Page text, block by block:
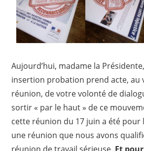
Aujourd’hui, madame la
insertion probation prend acte, au
réunion, de votre volonté de
sortir « par le haut » de ce
cette réunion du 17 juin a été pour
une réunion que nous avons